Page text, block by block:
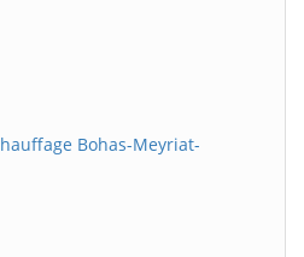
Bohas-Meyriat-